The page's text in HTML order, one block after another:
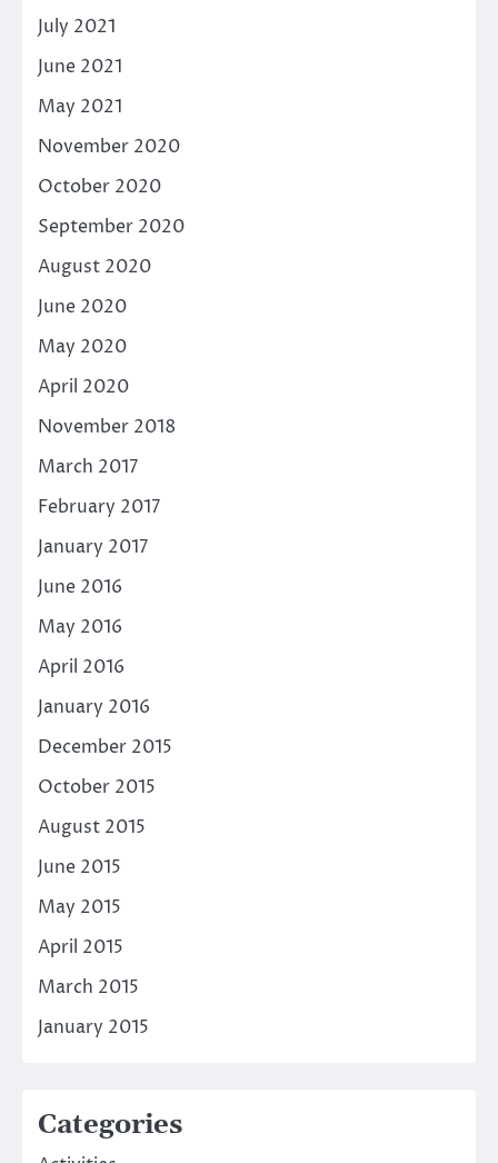
July 2021
June 2021
May 2021
November 2020
October 2020
September 2020
August 2020
June 2020
May 2020
April 2020
November 2018
March 2017
February 2017
January 2017
June 2016
May 2016
April 2016
January 2016
December 2015
October 2015
August 2015
June 2015
May 2015
April 2015
March 2015
January 2015
Categories